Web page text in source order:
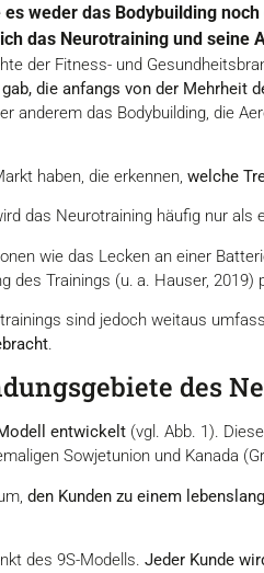
weder das Bodybuilding
das Neurotraining und seine
der Fitness- und
die anfangs von der Mehrheit
anderem das Bodybuilding, die
haben, die erkennen, welche
das Neurotraining häufig nur als
wie das Lecken an einer
des Trainings (u. a. Hauser,
sind jedoch weitaus
.
des
entwickelt (vgl. Abb. 1).
Sowjetunion und Kanada
den Kunden zu einem
des 9S-Modells. Jeder Kunde